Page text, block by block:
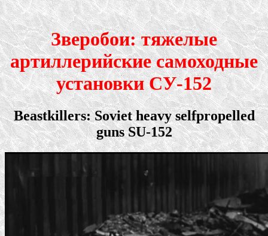
Зверобои: тяжелые
артиллерийские самоходные
установки СУ-152
Beastkillers: Soviet heavy selfpropelled
guns SU-152